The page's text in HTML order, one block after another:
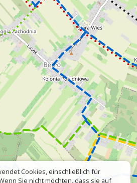
Cookies, einschließlich für
Sie nicht möchten, dass sie auf